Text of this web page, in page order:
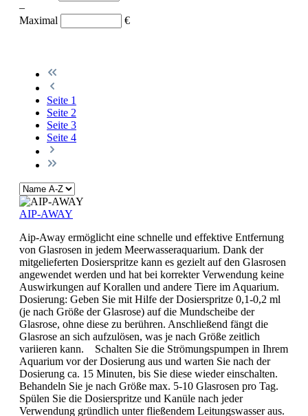
–
Maximal
€
Seite 1
Seite 2
Seite 3
Seite 4
AIP-AWAY
Aip-Away ermöglicht eine schnelle und effektive Entfernung
von Glasrosen in jedem Meerwasseraquarium. Dank der
mitgelieferten Dosierspritze kann es gezielt auf den Glasrosen
angewendet werden und hat bei korrekter Verwendung keine
Auswirkungen auf Korallen und andere Tiere im Aquarium.
Dosierung: Geben Sie mit Hilfe der Dosierspritze 0,1-0,2 ml
(je nach Größe der Glasrose) auf die Mundscheibe der
Glasrose, ohne diese zu berühren. Anschließend fängt die
Glasrose an sich aufzulösen, was je nach Größe zeitlich
variieren kann. Schalten Sie die Strömungspumpen in Ihrem
Aquarium vor der Dosierung aus und warten Sie nach der
Dosierung ca. 15 Minuten, bis Sie diese wieder einschalten.
Behandeln Sie je nach Größe max. 5-10 Glasrosen pro Tag.
Spülen Sie die Dosierspritze und Kanüle nach jeder
Verwendung gründlich unter fließendem Leitungswasser aus.